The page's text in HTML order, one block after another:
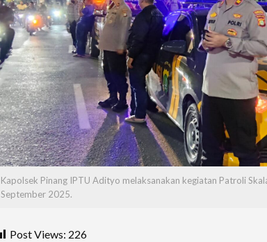
Kapolsek Pinang IPTU Adityo melaksanakan kegiatan Patroli
September 2025.
Post Views: 226